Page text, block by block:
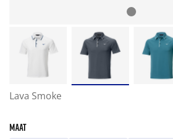
Lava Smoke
MAAT